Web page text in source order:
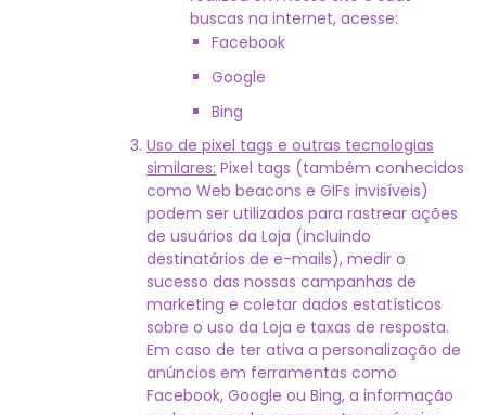
buscas na internet, acesse:
Facebook
Google
Bing
Uso de pixel tags e outras tecnologias
similares: Pixel tags (também conhecidos
como Web beacons e GIFs invisíveis)
podem ser utilizados para rastrear ações
de usuários da Loja (incluindo
destinatários de e-mails), medir o
sucesso das nossas campanhas de
marketing e coletar dados estatísticos
sobre o uso da Loja e taxas de resposta.
Em caso de ter ativa a personalização de
anúncios em ferramentas como
Facebook, Google ou Bing, a informação